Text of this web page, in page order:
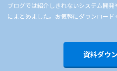
ブログでは紹介しきれないシステム開
にまとめました。お気軽にダウンロード
資料ダウ